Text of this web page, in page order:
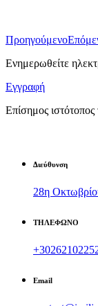
Προηγούμενο
Ενημερωθείτε
Εγγραφή
Επίσημος
Διεύθυνση
28η
ΤΗΛΕΦΩΝΟ
Email